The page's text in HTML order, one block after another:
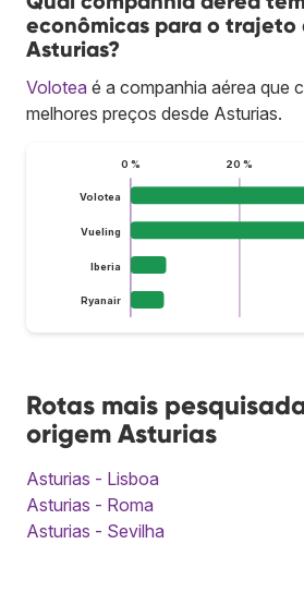
econômicas para o trajeto
Asturias?
Volotea é a companhia aérea que
melhores preços desde Asturias.
0 % 20 %
Volotea
Vueling
Iberia
Ryanair
Rotas mais
origem Asturias
Asturias - Lisboa
Asturias - Roma
Asturias - Sevilha